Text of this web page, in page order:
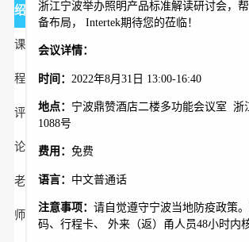
绍
课
程
评
论
老
师
浙江宁波举办照明产品标准解读研讨会，
备布局， Intertek期待您的莅临！
会议详情：
时间： 2022年8月31日 13:00-16:40
地点： 宁波鼎赞酒店二楼多功能会议室 浙
1088号
费用：免费
语言： 中文普通话
注意事项：请自觉遵守宁波当地防疫政策
码、行程卡、 外来（返）甬人员48小时内